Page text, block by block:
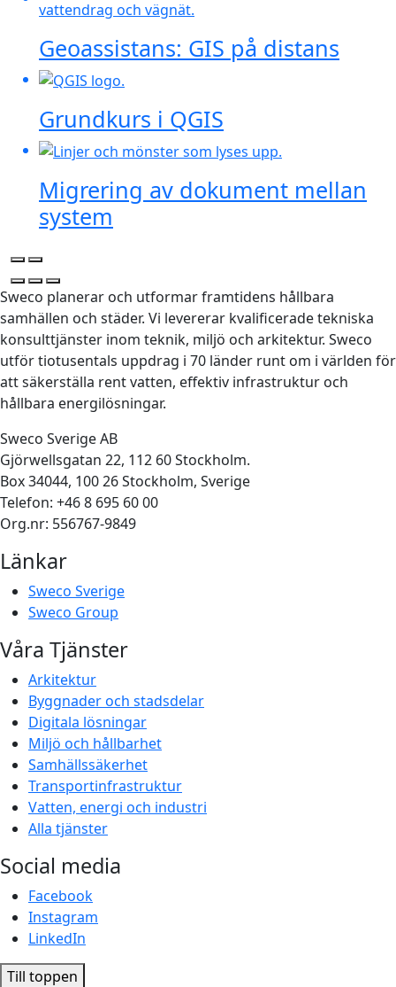
Geoassistans: GIS på distans
Grundkurs i QGIS
Migrering av dokument mellan
system
Sweco planerar och utformar framtidens hållbara
samhällen och städer. Vi levererar kvalificerade tekniska
konsulttjänster inom teknik, miljö och arkitektur. Sweco
utför tiotusentals uppdrag i 70 länder runt om i världen för
att säkerställa rent vatten, effektiv infrastruktur och
hållbara energilösningar.
Sweco Sverige AB
Gjörwellsgatan 22, 112 60 Stockholm.
Box 34044, 100 26 Stockholm, Sverige
Telefon: +46 8 695 60 00
Org.nr: 556767-9849
Länkar
Sweco Sverige
Sweco Group
Våra Tjänster
Arkitektur
Byggnader och stadsdelar
Digitala lösningar
Miljö och hållbarhet
Samhällssäkerhet
Transportinfrastruktur
Vatten, energi och industri
Alla tjänster
Social media
Facebook
Instagram
LinkedIn
Till toppen